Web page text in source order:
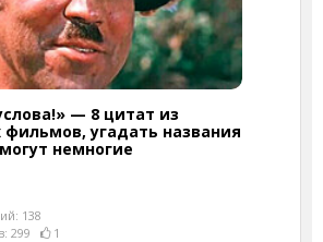
— 8 цитат из
фильмов, угадать названия
немногие
138
299
1